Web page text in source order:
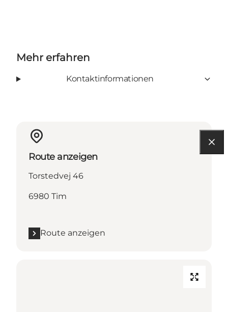
Mehr erfahren
Kontaktinformationen
Route anzeigen
Torstedvej 46
6980 Tim
Route anzeigen